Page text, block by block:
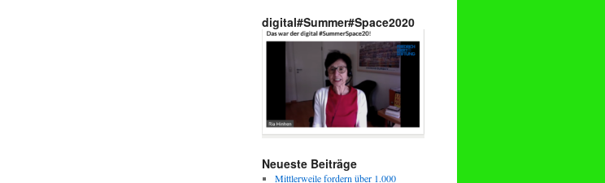
digital#Summer#Space2020
Neueste Beiträge
Mittlerweile fordern über 1.000